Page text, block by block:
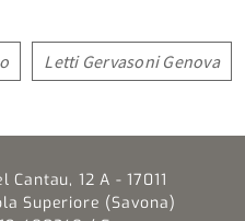
Letti Gervasoni Genova
Cantau, 12 A - 17011
Superiore (Savona)